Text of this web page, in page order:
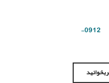
برای بررسی علت خرابی گاز داتیس با آریاسرویس تماس بگیرید 026-37423401 026-33411690 0935-4343729 0912-
بخوانید